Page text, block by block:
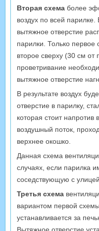
Вторая схема более
воздух по всей
вытяжное отверстие
парилки. Только первое
второе сверху (30 см от
проветривание
вытяжное отверстие
В результате воздух
отверстие в парилку,
которая стоит напротив
воздушный поток,
верхнее окошко.
Данная схема
случаях, если парилка
соседствующую с улицей.
Третья схема
вариантом первой
устанавливается за